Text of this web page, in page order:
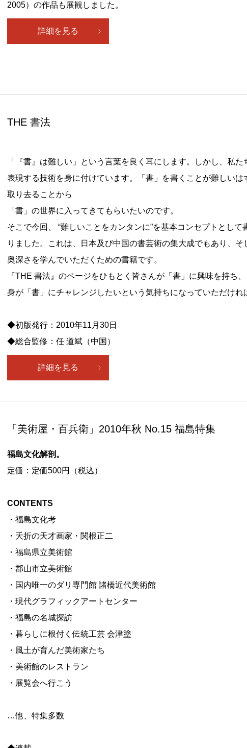
2005）の作品も展観しました。
詳細を見る
THE 書法
「『書』は難しい」という言葉を良く耳にします。しかし、私
表現する技術を身に付けています。「書」を書くことが難しい
取り去ることから
「書」の世界に入ってきてもらいたいのです。
そこで今回、 “難しいことをカンタンに”を基本コンセプトとし
りました。これは、日本及び中国の書芸術の集大成でもあり、
奥深さを学んでいただくための書籍です。
『THE 書法』のページをひもとく皆さんが「書」に興味を持ち
身が「書」にチャレンジしたいという気持ちになっていただけれ
◆初版発行：2010年11月30日
◆総合監修：任 道斌（中国）
詳細を見る
「美術屋・百兵衛」2010年秋 No.15 福島特集
福島文化解剖。
定価：定価500円（税込）
CONTENTS
・福島文化考
・夭折の天才画家・関根正二
・福島県立美術館
・郡山市立美術館
・国内唯一のダリ専門館 諸橋近代美術館
・現代グラフィックアートセンター
・福島の名城探訪
・暮らしに根付く伝統工芸 会津塗
・風土が育んだ美術家たち
・美術館のレストラン
・展覧会へ行こう
…他、特集多数